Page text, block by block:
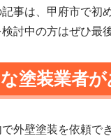
事は、甲府市で初
討中の方はぜひ最
塗装業者
外壁塗装を依頼で